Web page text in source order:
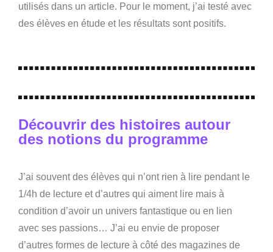
utilisés dans un article. Pour le moment, j’ai testé avec
des élèves en étude et les résultats sont positifs.
Découvrir des histoires autour
des notions du programme
J’ai souvent des élèves qui n’ont rien à lire pendant le
1/4h de lecture et d’autres qui aiment lire mais à
condition d’avoir un univers fantastique ou en lien
avec ses passions… J’ai eu envie de proposer
d’autres formes de lecture à côté des magazines de